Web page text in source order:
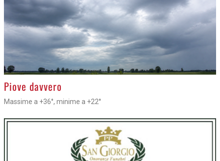
>
Piove davvero
Massime a +36°, minime a +22°